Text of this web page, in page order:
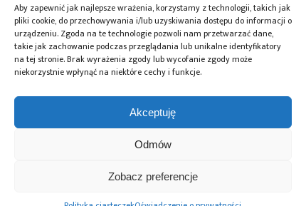
Aby zapewnić jak najlepsze wrażenia, korzystamy z technologii, takich jak
pliki cookie, do przechowywania i/lub uzyskiwania dostępu do informacji o
urządzeniu. Zgoda na te technologie pozwoli nam przetwarzać dane,
takie jak zachowanie podczas przeglądania lub unikalne identyfikatory
na tej stronie. Brak wyrażenia zgody lub wycofanie zgody może
niekorzystnie wpłynąć na niektóre cechy i funkcje.
Akceptuję
Odmów
Zobacz preferencje
Translator napięciowy magistral